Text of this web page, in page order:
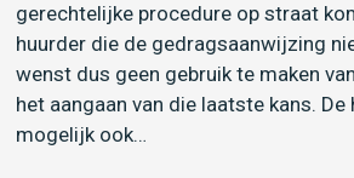
gerechtelijke procedure op straat
huurder die de gedragsaanwijzing
wenst dus geen gebruik te maken
het aangaan van die laatste kans.
mogelijk ook…